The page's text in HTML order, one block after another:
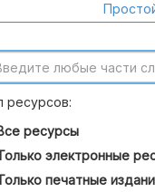
ресурсов:
ресурсы
электронные
печатные